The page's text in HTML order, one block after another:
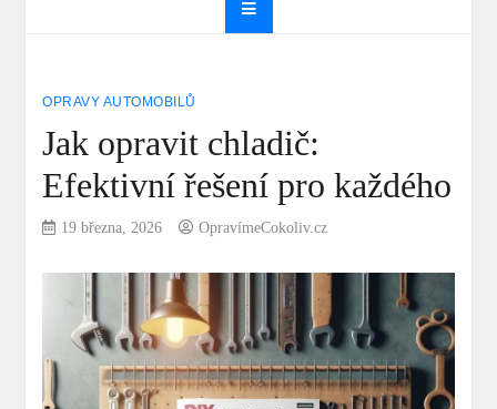
OPRAVY AUTOMOBILŮ
Jak opravit chladič:
Efektivní řešení pro každého
19 března, 2026 OpravímeCokoliv.cz